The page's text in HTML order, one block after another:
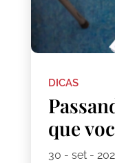
DICAS
que
30 - set -